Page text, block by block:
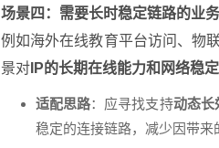
场景四：需要长时稳定链路的业务
例如海外在线教育平台访问、物
景对 IP的长期在线能力和网络稳
适配思路：应寻找支持动态长
稳定的连接链路，减少因带来